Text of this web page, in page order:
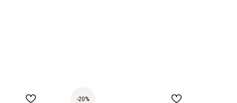
-20%